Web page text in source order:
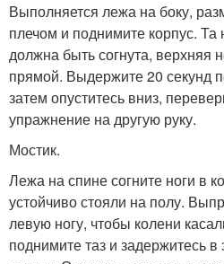
Выполняется лежа на боку,
плечом и поднимите корпус. Та
должна быть согнута, верхняя
прямой. Выдержите 20 секунд
затем опуститесь вниз,
упражнение на другую руку.
Мостик.
Лежа на спине согните ноги в
устойчиво стояли на полу.
левую ногу, чтобы колени
поднимите таз и задержитесь